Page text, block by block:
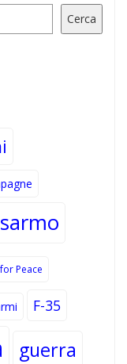
Cerca
Peace
F-35
guerra